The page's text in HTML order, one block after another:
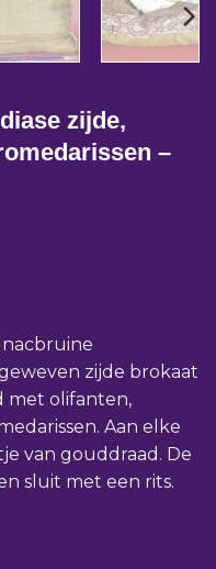
zijde,
–
zijde brokaat
met olifanten,
Aan elke
van gouddraad. De
sluit met een rits.